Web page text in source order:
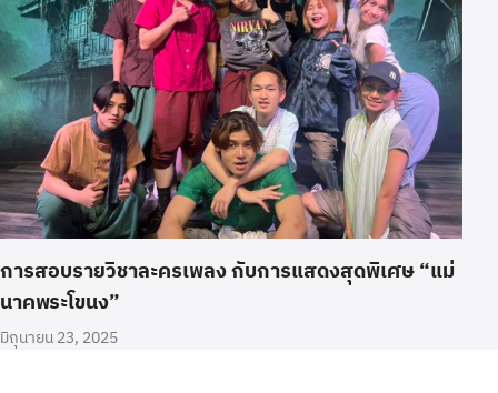
การสอบรายวิชาละครเพลง กับการแสดงสุดพิเศษ “แม่
นาคพระโขนง”
มิถุนายน 23, 2025